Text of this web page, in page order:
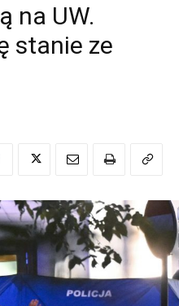
na UW.
stanie ze